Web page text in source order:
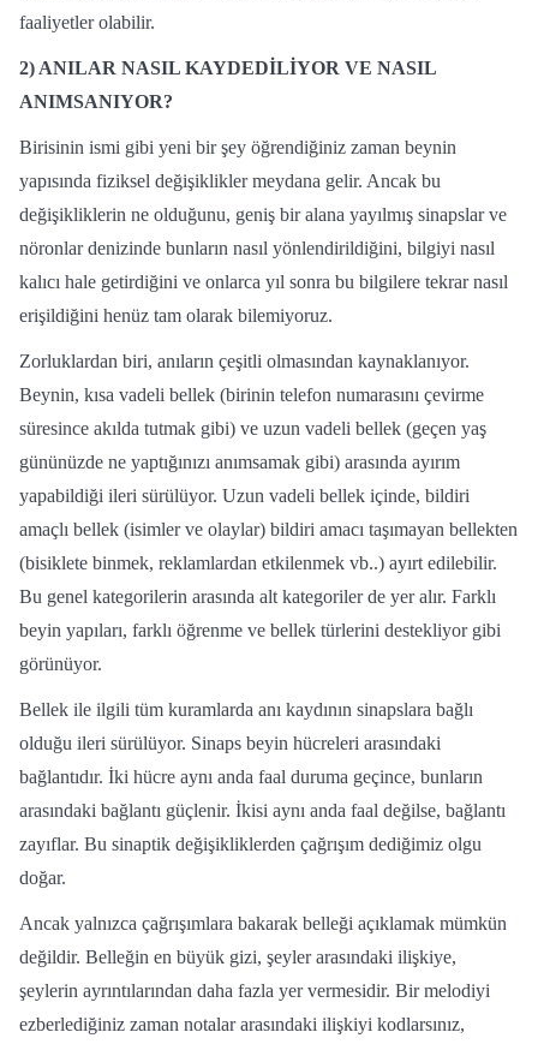
faaliyetler olabilir.
2) ANILAR NASIL KAYDEDİLİYOR VE NASIL
ANIMSANIYOR?
Birisinin ismi gibi yeni bir şey öğrendiğiniz zaman beynin
yapısında fiziksel değişiklikler meydana gelir. Ancak bu
değişikliklerin ne olduğunu, geniş bir alana yayılmış sinapslar ve
nöronlar denizinde bunların nasıl yönlendirildiğini, bilgiyi nasıl
kalıcı hale getirdiğini ve onlarca yıl sonra bu bilgilere tekrar nasıl
erişildiğini henüz tam olarak bilemiyoruz.
Zorluklardan biri, anıların çeşitli olmasından kaynaklanıyor.
Beynin, kısa vadeli bellek (birinin telefon numarasını çevirme
süresince akılda tutmak gibi) ve uzun vadeli bellek (geçen yaş
gününüzde ne yaptığınızı anımsamak gibi) arasında ayırım
yapabildiği ileri sürülüyor. Uzun vadeli bellek içinde, bildiri
amaçlı bellek (isimler ve olaylar) bildiri amacı taşımayan bellekten
(bisiklete binmek, reklamlardan etkilenmek vb..) ayırt edilebilir.
Bu genel kategorilerin arasında alt kategoriler de yer alır. Farklı
beyin yapıları, farklı öğrenme ve bellek türlerini destekliyor gibi
görünüyor.
Bellek ile ilgili tüm kuramlarda anı kaydının sinapslara bağlı
olduğu ileri sürülüyor. Sinaps beyin hücreleri arasındaki
bağlantıdır. İki hücre aynı anda faal duruma geçince, bunların
arasındaki bağlantı güçlenir. İkisi aynı anda faal değilse, bağlantı
zayıflar. Bu sinaptik değişikliklerden çağrışım dediğimiz olgu
doğar.
Ancak yalnızca çağrışımlara bakarak belleği açıklamak mümkün
değildir. Belleğin en büyük gizi, şeyler arasındaki ilişkiye,
şeylerin ayrıntılarından daha fazla yer vermesidir. Bir melodiyi
ezberlediğiniz zaman notalar arasındaki ilişkiyi kodlarsınız,